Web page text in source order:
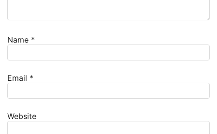
Name *
Email *
Website